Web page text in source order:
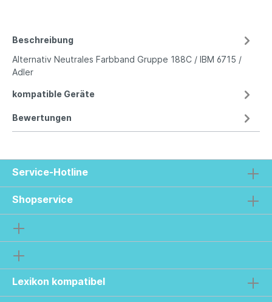
Beschreibung
Alternativ Neutrales Farbband Gruppe 188C / IBM 6715 /
Adler
kompatible Geräte
Bewertungen
Service-Hotline
Shopservice
Lexikon kompatibel